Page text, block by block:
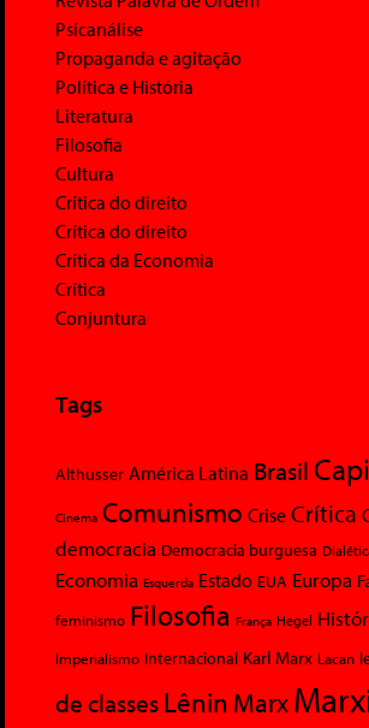
Psicanálise
Propaganda e agitação
Política e História
Literatura
Filosofia
Cultura
Crítica do direito
Crítica do direito
Crítica da Economia
Crítica
Conjuntura
Tags
Althusser América Latina Brasil
Cinema Comunismo Crise Crítica
democracia Democracia burguesa
Economia Esquerda Estado EUA Europa
feminismo Filosofia França Hegel
Imperialismo Internacional Karl Marx Lacan
de classesLênin Marx